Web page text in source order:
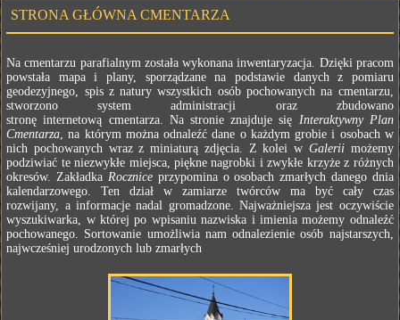
STRONA GŁÓWNA CMENTARZA
Na cmentarzu parafialnym została wykonana inwentaryzacja. Dzięki pracom
powstała mapa i plany, sporządzane na podstawie danych z pomiaru
geodezyjnego, spis z natury wszystkich osób pochowanych na cmentarzu,
stworzono system administracji oraz zbudowano
stronę internetową cmentarza. Na stronie znajduje się Interaktywny Plan
Cmentarza, na którym można odnaleźć dane o każdym grobie i osobach w
nich pochowanych wraz z miniaturą zdjęcia. Z kolei w Galerii możemy
podziwiać te niezwykłe miejsca, piękne nagrobki i zwykłe krzyże z różnych
okresów. Zakładka Roczniceprzypomina o osobach zmarłych danego dnia
kalendarzowego. Ten dział w zamiarze twórców ma być cały czas
rozwijany, a informacje nadal gromadzone. Najważniejsza jest oczywiście
wyszukiwarka, w której po wpisaniu nazwiska i imienia możemy odnaleźć
pochowanego. Sortowanie umożliwia nam odnalezienie osób najstarszych,
najwcześniej urodzonych lub zmarłych